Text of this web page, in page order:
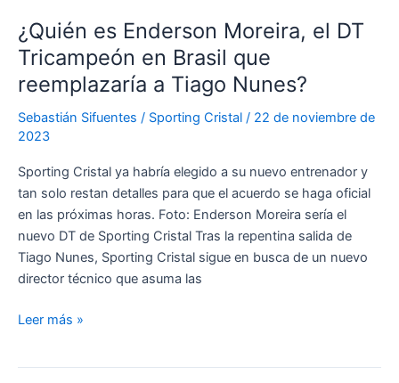
Liga
1
¿Quién es Enderson Moreira, el DT
Tricampeón en Brasil que
reemplazaría a Tiago Nunes?
Sebastián Sifuentes / Sporting Cristal / 22 de noviembre de
2023
Sporting Cristal ya habría elegido a su nuevo entrenador y
tan solo restan detalles para que el acuerdo se haga oficial
en las próximas horas. Foto: Enderson Moreira sería el
nuevo DT de Sporting Cristal Tras la repentina salida de
Tiago Nunes, Sporting Cristal sigue en busca de un nuevo
director técnico que asuma las
¿Quién
Leer más »